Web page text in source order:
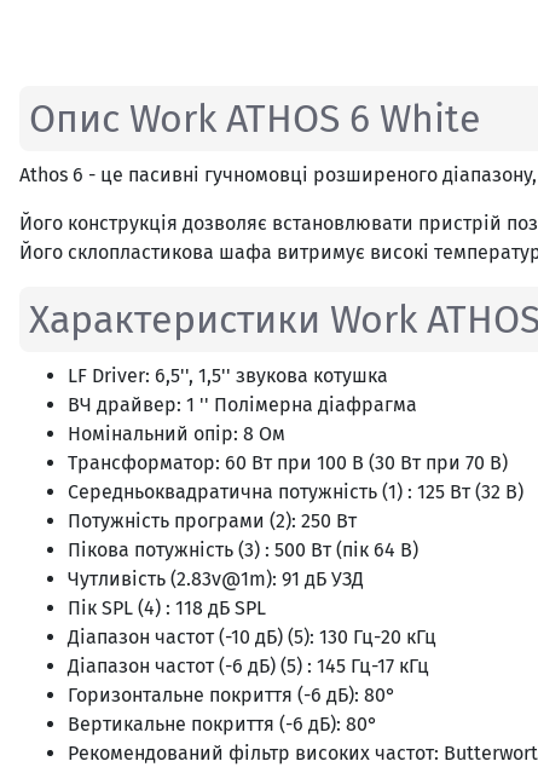
Опис Work ATHOS 6 White
Athos 6 - це пасивні гучномовці розширеного
Його конструкція дозволяє встановлювати пристрій
Його склопластикова шафа витримує високі
Характеристики Work
LF Driver: 6,5'', 1,5'' звукова котушка
ВЧ драйвер: 1 '' Полімерна діафрагма
Номінальний опір: 8 Ом
Трансформатор: 60 Вт при 100 В (30 Вт при 70 В)
Середньоквадратична потужність (1) : 125 Вт (32 В)
Потужність програми (2): 250 Вт
Пікова потужність (3) : 500 Вт (пік 64 В)
Чутливість (2.83v@1m): 91 дБ УЗД
Пік SPL (4) : 118 дБ SPL
Діапазон частот (-10 дБ) (5): 130 Гц-20 кГц
Діапазон частот (-6 дБ) (5) : 145 Гц-17 кГц
Горизонтальне покриття (-6 дБ): 80°
Вертикальне покриття (-6 дБ): 80°
Рекомендований фільтр високих частот: